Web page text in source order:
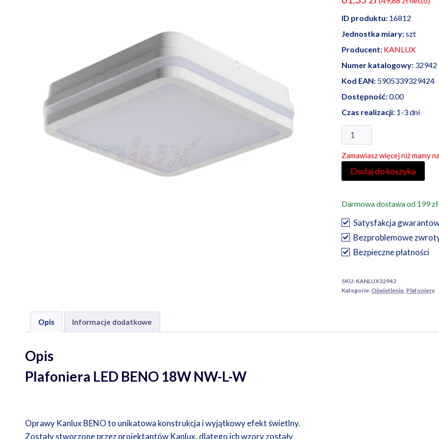
ID produktu:16812
Jednostka miary:szt
Producent: KANLUX
Numer katalogowy:32942
Kod EAN:5905339329424
Dostępność:0.00
Czas realizacji:1-3 dni
ilość
Kanlux
plafoniera
LED
BENO
L-
W
Zamawiasz więcej niż mamy
Dodaj do koszyka
Darmowa dostawa od 199 zł
Satysfakcja
Bezproblemowe
Bezpieczne płatności
SKU: KANLUX32942
Kategorie: Oświetlenie, Plafoniery
Opis Informacje dodatkowe
Opis
Plafoniera LED BENO 18W NW-L-W
Oprawy Kanlux BENO to unikatowa konstrukcja i wyjątkowy efekt świetlny.
Zostały stworzone przez projektantów Kanlux, dlatego ich wzory zostały